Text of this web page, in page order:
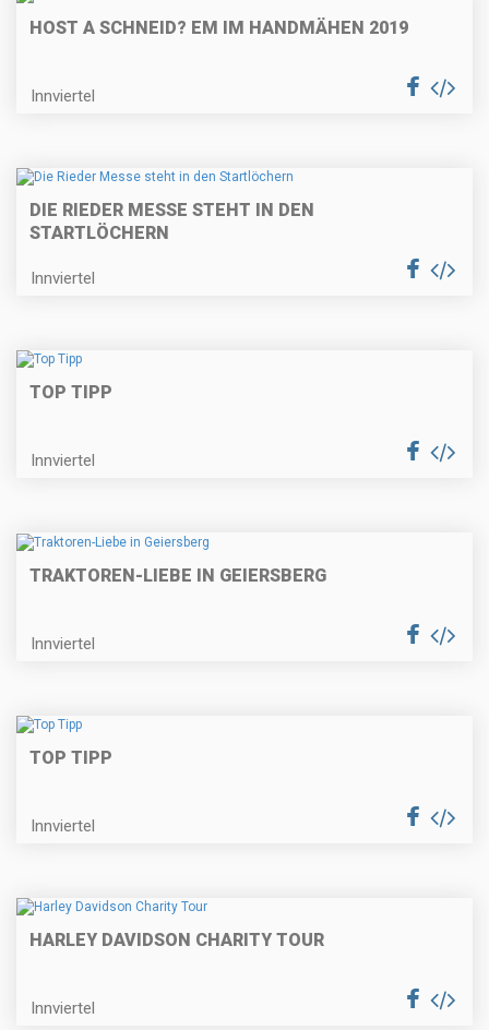
HOST A SCHNEID? EM IM HANDMÄHEN 2019
Innviertel
DIE RIEDER MESSE STEHT IN DEN
STARTLÖCHERN
Innviertel
TOP TIPP
Innviertel
TRAKTOREN-LIEBE IN GEIERSBERG
Innviertel
TOP TIPP
Innviertel
HARLEY DAVIDSON CHARITY TOUR
Innviertel